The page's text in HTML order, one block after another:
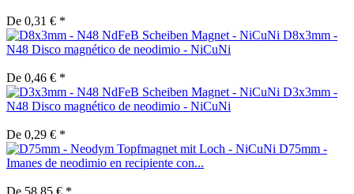
De 0,31 € *
D8x3mm -
N48 Disco magnético de neodimio - NiCuNi
De 0,46 € *
D3x3mm -
N48 Disco magnético de neodimio - NiCuNi
De 0,29 € *
D75mm -
Imanes de neodimio en recipiente con...
De 58,85 € *